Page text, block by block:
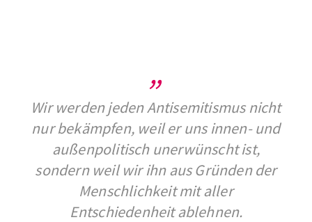
Wir werden jeden Antisemitismus nicht
nur bekämpfen, weil er uns innen- und
außenpolitisch unerwünscht ist,
sondern weil wir ihn aus Gründen der
Menschlichkeit mit aller
Entschiedenheit ablehnen.